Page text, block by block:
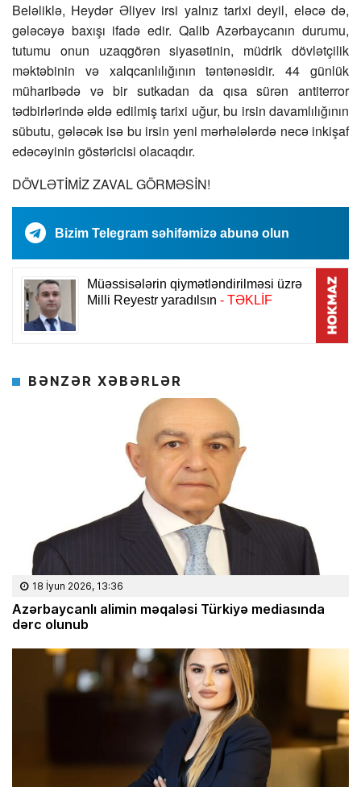
Beləliklə, Heydər Əliyev irsi yalnız tarixi deyil, eləcə də,
gələcəyə baxışı ifadə edir. Qalib Azərbaycanın durumu,
tutumu onun uzaqgörən siyasətinin, müdrik dövlətçilik
məktəbinin və xalqcanlılığının təntənəsidir. 44 günlük
müharibədə və bir sutkadan da qısa sürən antiterror
tədbirlərində əldə edilmiş tarixi uğur, bu irsin davamlılığının
sübutu, gələcək isə bu irsin yeni mərhələlərdə necə inkişaf
edəcəyinin göstəricisi olacaqdır.
DÖVLƏTİMİZ ZAVAL GÖRMƏSİN!
Bizim Telegram səhifəmizə abunə olun
BƏNZƏR XƏBƏRLƏR
18 İyun 2026, 13:36
Azərbaycanlı alimin məqaləsi Türkiyə mediasında
dərc olunub